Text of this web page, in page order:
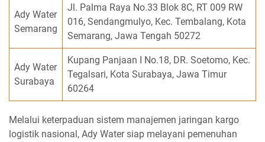
Ady Water
Semarang
Jl. Palma Raya No.33 Blok 8C, RT 009 RW
016, Sendangmulyo, Kec. Tembalang, Kota
Semarang, Jawa Tengah 50272
Ady Water
Surabaya
Kupang Panjaan I No.18, DR. Soetomo, Kec.
Tegalsari, Kota Surabaya, Jawa Timur
60264
Melalui keterpaduan sistem manajemen jaringan kargo
logistik nasional, Ady Water siap melayani pemenuhan